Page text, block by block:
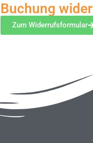
Buchung
Zum Widerrufsformular